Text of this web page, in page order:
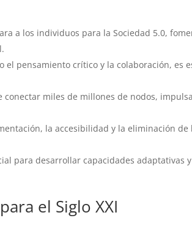
a los individuos para la Sociedad 5.0,
el pensamiento crítico y la colaboración, es
conectar miles de millones de nodos,
la accesibilidad y la eliminación de
para desarrollar capacidades adaptativas
el Siglo XXI